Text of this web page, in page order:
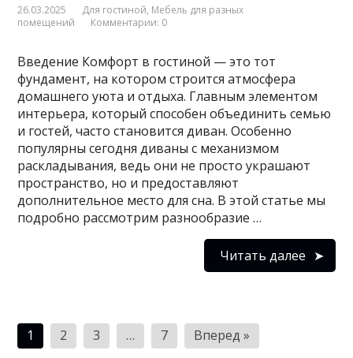
26.03.2025 Для гостиной, Мебель для разных
помещений
Комментарии: 0
Введение Комфорт в гостиной — это тот
фундамент, на котором строится атмосфера
домашнего уюта и отдыха. Главным элементом
интерьера, который способен объединить семью
и гостей, часто становится диван. Особенно
популярны сегодня диваны с механизмом
раскладывания, ведь они не просто украшают
пространство, но и предоставляют
дополнительное место для сна. В этой статье мы
подробно рассмотрим разнообразие …
Читать далее
Пагинация
1 2 3 … 7 Вперед »